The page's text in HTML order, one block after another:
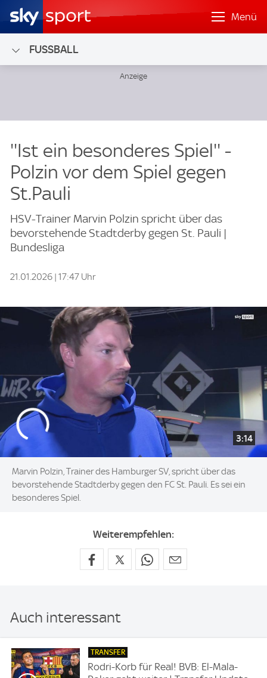
Menü
FUSSBALL
''Ist ein besonderes Spiel'' -
Polzin vor dem Spiel gegen
St.Pauli
HSV-Trainer Marvin Polzin spricht über das
bevorstehende Stadtderby gegen St. Pauli |
Bundesliga
21.01.2026 | 17:47 Uhr
3:14
Marvin Polzin, Trainer des Hamburger SV, spricht über das
bevorstehende Stadtderby gegen den FC St. Pauli. Es sei ein
besonderes Spiel.
Weiterempfehlen:
Auch interessant
TRANSFER
Rodri-Korb für Real! BVB: El-Mala-